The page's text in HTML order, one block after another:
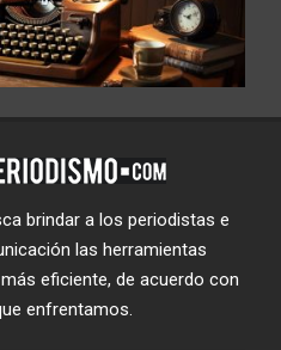
brindar a los periodistas e
las herramientas
eficiente, de acuerdo con
enfrentamos.